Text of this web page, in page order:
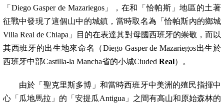
「 Diego Gasper de Mazariegos」，在和「恰帕斯」地區的土著
征戰中發現了這個山中的城鎮，當時取名為「恰帕斯內的鄉城
Villa Real de Chiapa 」目的在表達其對母國西班牙的崇敬，而以
其西班牙的出生地來命名（Diego Gasper de Mazariegos出生於
西班牙中部Castilla-la Mancha省的小城Ciuded Real）。
由於「聖克里斯多博」和當時西班牙中美洲的殖民指揮中
心「瓜地馬拉」的「安提瓜 Antigua 」之間有高山和原始森林的